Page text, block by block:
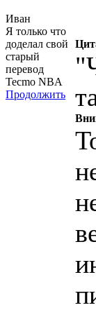
Иван
Я только что
доделал свой
старый
перевод
Tecmo NBA
Продолжить